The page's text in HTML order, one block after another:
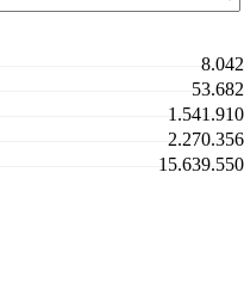
8.042
53.682
1.541.910
2.270.356
15.639.550